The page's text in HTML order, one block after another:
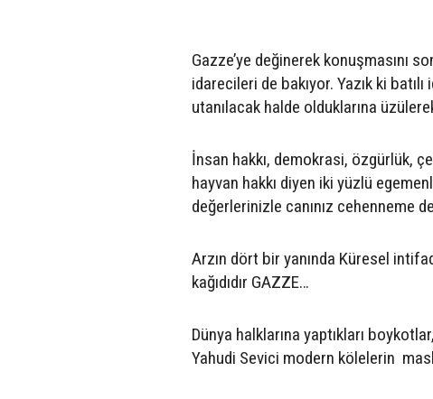
Gazze’ye değinerek konuşmasını
idarecileri de bakıyor. Yazık ki
utanılacak halde olduklarına
İnsan hakkı, demokrasi, özgürlük,
hayvan hakkı diyen iki yüzlü
değerlerinizle canınız cehenneme
Arzın dört bir yanında Küresel
kağıdıdır GAZZE…
Dünya halklarına yaptıkları
Yahudi Sevici modern kölelerin